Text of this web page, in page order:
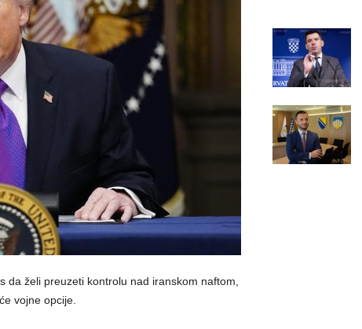
da želi preuzeti kontrolu nad iranskom naftom,
vojne opcije.